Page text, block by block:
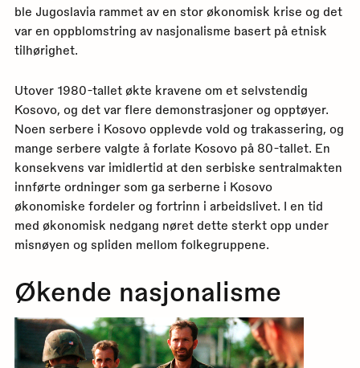
ble Jugoslavia rammet av en stor økonomisk krise og det
var en oppblomstring av nasjonalisme basert på etnisk
tilhørighet.
Utover 1980-tallet økte kravene om et selvstendig
Kosovo, og det var flere demonstrasjoner og opptøyer.
Noen serbere i Kosovo opplevde vold og trakassering, og
mange serbere valgte å forlate Kosovo på 80-tallet. En
konsekvens var imidlertid at den serbiske sentralmakten
innførte ordninger som ga serberne i Kosovo
økonomiske fordeler og fortrinn i arbeidslivet. I en tid
med økonomisk nedgang nøret dette sterkt opp under
misnøyen og spliden mellom folkegruppene.
Økende nasjonalisme